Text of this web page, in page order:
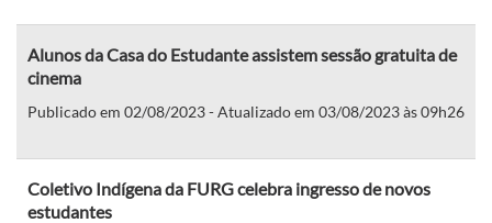
Alunos da Casa do Estudante assistem sessão gratuita de
cinema
Publicado em 02/08/2023 - Atualizado em 03/08/2023 às 09h26
Coletivo Indígena da FURG celebra ingresso de novos
estudantes